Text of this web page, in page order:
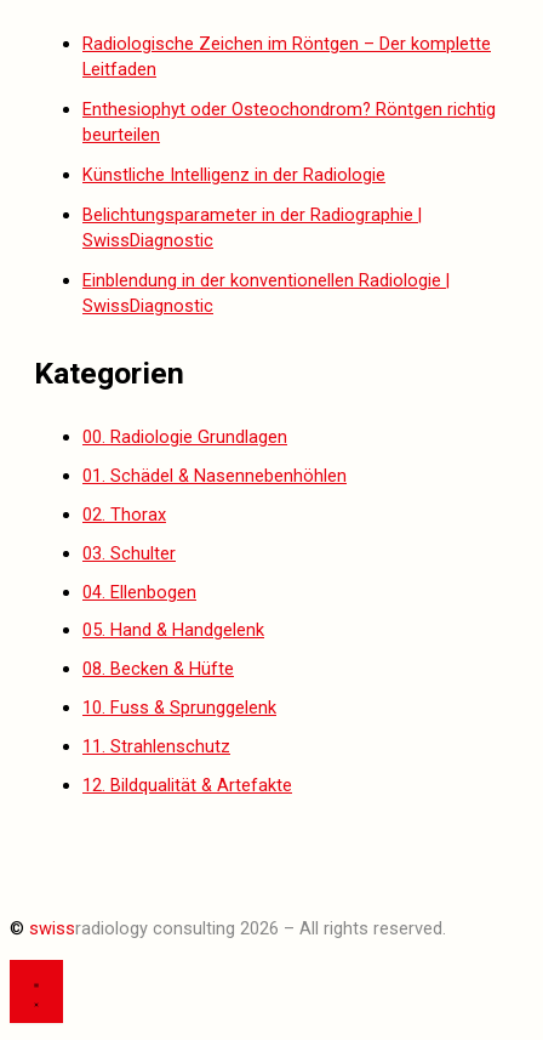
Radiologische Zeichen im Röntgen – Der komplette
Leitfaden
Enthesiophyt oder Osteochondrom? Röntgen richtig
beurteilen
Künstliche Intelligenz in der Radiologie
Belichtungsparameter in der Radiographie |
SwissDiagnostic
Einblendung in der konventionellen Radiologie |
SwissDiagnostic
Kategorien
00. Radiologie Grundlagen
01. Schädel & Nasennebenhöhlen
02. Thorax
03. Schulter
04. Ellenbogen
05. Hand & Handgelenk
08. Becken & Hüfte
10. Fuss & Sprunggelenk
11. Strahlenschutz
12. Bildqualität & Artefakte
© swissradiology consulting 2026 – All rights reserved.